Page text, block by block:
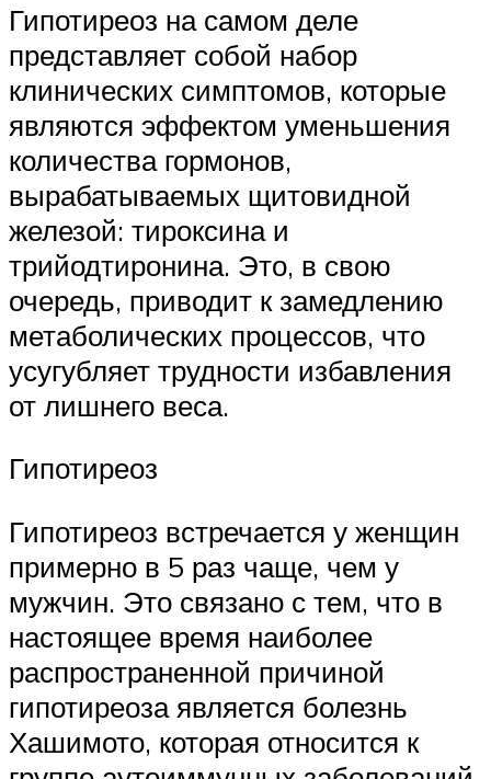
Гипотиреоз на самом деле
представляет собой набор
клинических симптомов, которые
являются эффектом уменьшения
количества гормонов,
вырабатываемых щитовидной
железой: тироксина и
трийодтиронина. Это, в свою
очередь, приводит к замедлению
метаболических процессов, что
усугубляет трудности избавления
от лишнего веса.
Гипотиреоз
Гипотиреоз встречается у женщин
примерно в 5 раз чаще, чем у
мужчин. Это связано с тем, что в
настоящее время наиболее
распространенной причиной
гипотиреоза является болезнь
Хашимото, которая относится к